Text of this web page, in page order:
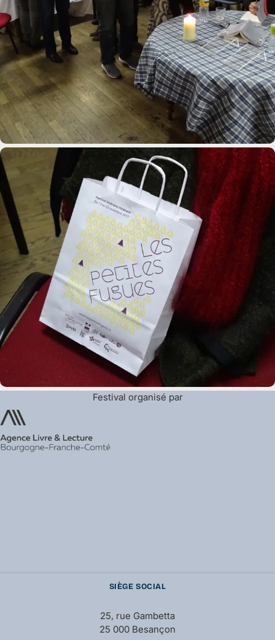
Festival organisé par
SIÈGE SOCIAL
25, rue Gambetta
25 000 Besançon